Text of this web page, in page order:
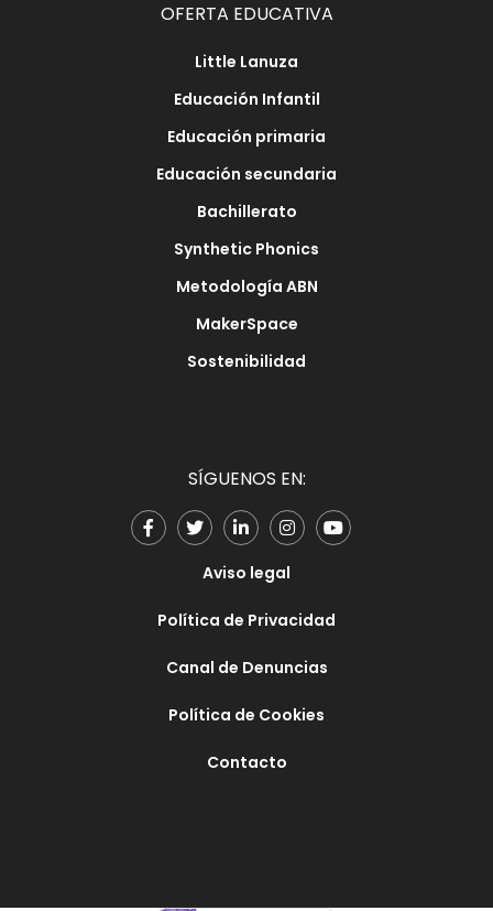
OFERTA EDUCATIVA
Little Lanuza
Educación Infantil
Educación primaria
Educación secundaria
Bachillerato
Synthetic Phonics
Metodología ABN
MakerSpace
Sostenibilidad
SÍGUENOS EN:
Aviso legal
Política de Privacidad
Canal de Denuncias
Política de Cookies
Contacto